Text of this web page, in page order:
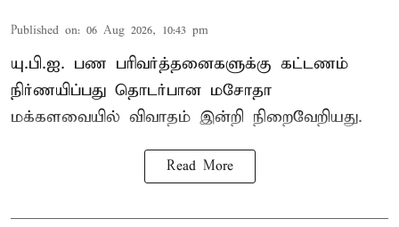
Published on: 06 Aug 2026, 10:43 pm
யு.பி.ஐ. பண பரிவர்த்தனைகளுக்கு கட்டணம்
நிர்ணயிப்பது தொடர்பான மசோதா
மக்களவையில் விவாதம் இன்றி நிறைவேறியது.
Read More